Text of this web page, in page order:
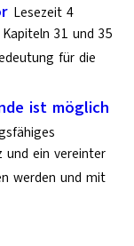
Lesezeit 4
31 und 35
für die
ist möglich
und ein vereinter
werden und mit